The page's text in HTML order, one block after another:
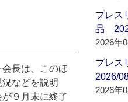
長は、このほ
などを説明
９月末に終了
プレス
品
2026年
プレス
2026/
2026年